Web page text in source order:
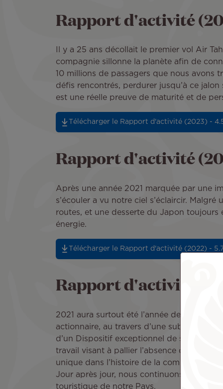
Rapport d'activité
Il y a 25 ans décollait le premier vol Air
compagnie sillonne la planète afin de
10 millions de passagers que nous avons
défis rencontrés, perdurer jusqu’à ce
est une réelle preuve de maturité et de
Télécharger le Rapport d'activité (2023) -
Rapport d'activité
Après une année 2021 marquée par une
s’écouler a vu notre ciel s’éclaircir.
routes, et une desserte du Japon
énergie.
Télécharger le Rapport d'activité (2022) -
Rapport d'activité
2021 aura surtout été l’année de notre
actionnaire, au travers d’une subvention
d’un Dispositif exceptionnel de
travail visant à pallier l’absence de
unique dans l’histoire de la compagnie,
Jour après jour, nous continuons donc de
touristique de notre Pays.